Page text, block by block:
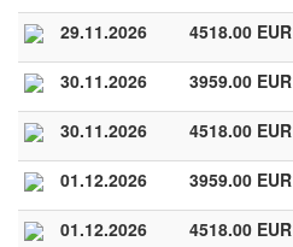
29.11.2026 4518.00 EUR
30.11.2026 3959.00 EUR
30.11.2026 4518.00 EUR
01.12.2026 3959.00 EUR
01.12.2026 4518.00 EUR